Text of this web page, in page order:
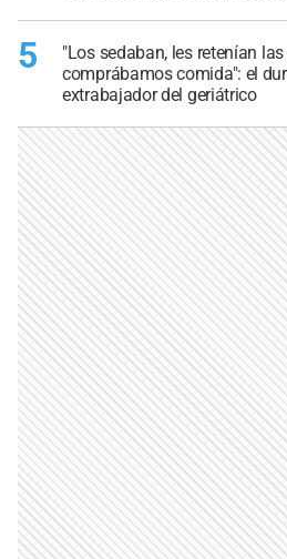
5
"Los sedaban, les retenían
comprábamos comida": el
extrabajador del geriátrico